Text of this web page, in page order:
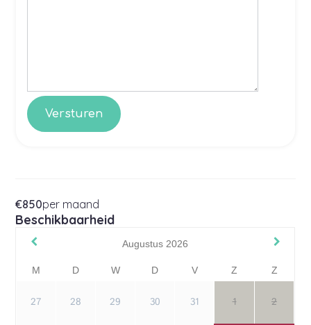
€850per maand
Beschikbaarheid